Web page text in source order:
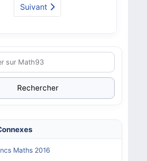
Suivant
Rechercher
Maths 2016